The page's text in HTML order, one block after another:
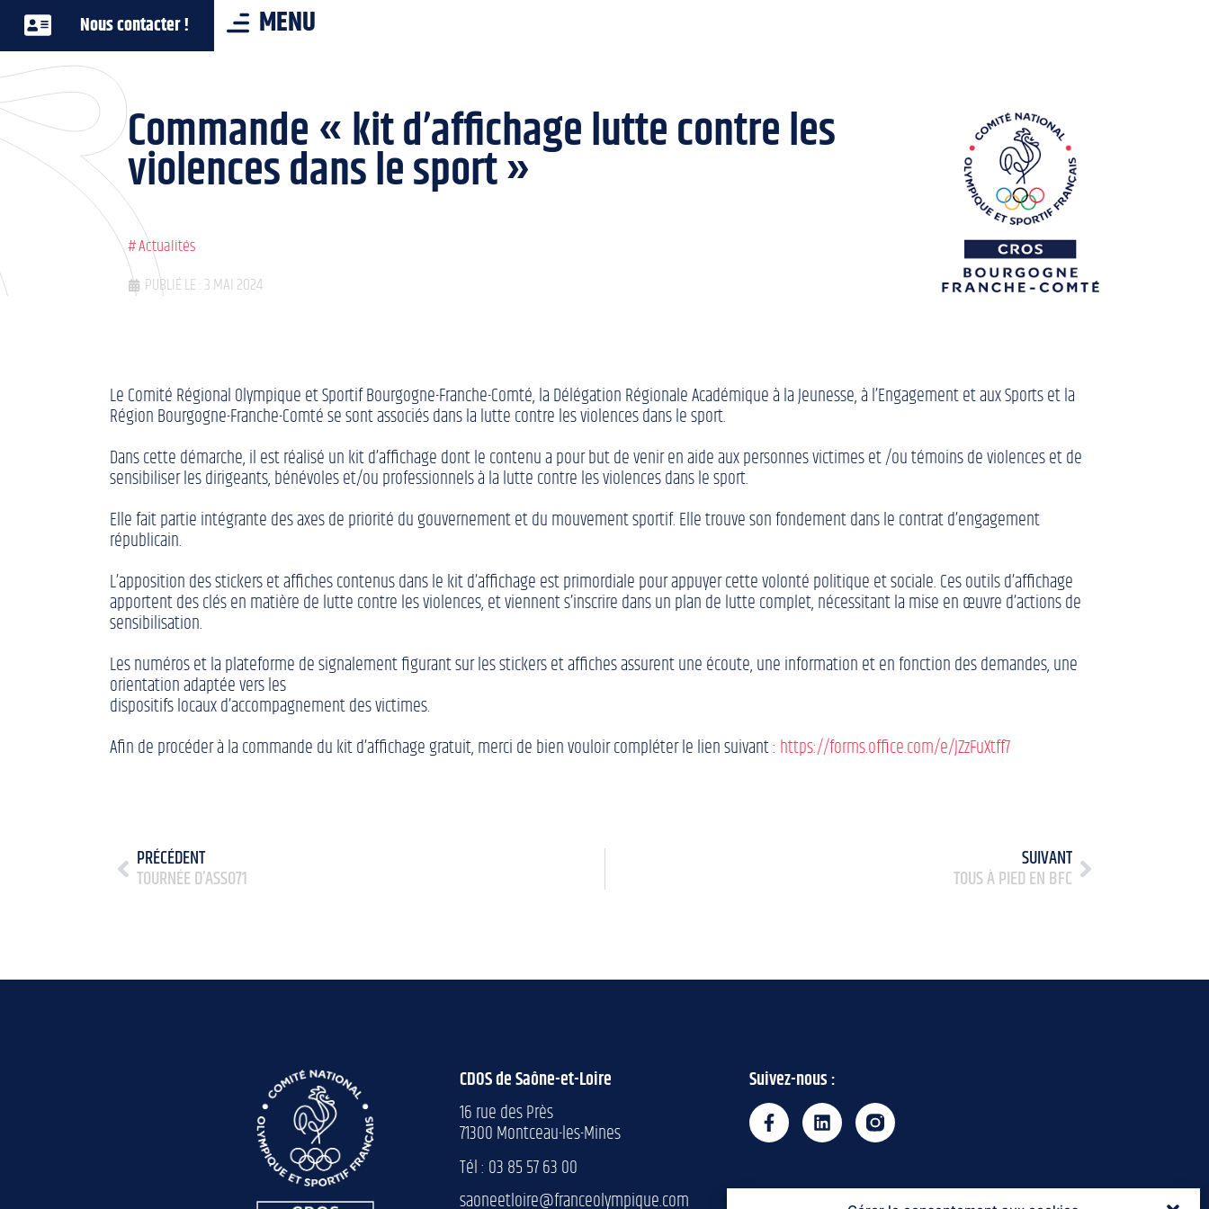
Nous contacter ! MENU
Commande « kit d’affichage lutte contre les
violences dans le sport »
#Actualités
PUBLIÉ LE : 3 MAI 2024
Le Comité Régional Olympique et Sportif Bourgogne-Franche-Comté, la Délégation Régionale Académique à la Jeunesse, à l’Engagement et aux Sports et la
Région Bourgogne-Franche-Comté se sont associés dans la lutte contre les violences dans le sport.
Dans cette démarche, il est réalisé un kit d’affichage dont le contenu a pour but de venir en aide aux personnes victimes et /ou témoins de violences et de
sensibiliser les dirigeants, bénévoles et/ou professionnels à la lutte contre les violences dans le sport.
Elle fait partie intégrante des axes de priorité du gouvernement et du mouvement sportif. Elle trouve son fondement dans le contrat d’engagement
républicain.
L’apposition des stickers et affiches contenus dans le kit d’affichage est primordiale pour appuyer cette volonté politique et sociale. Ces outils d’affichage
apportent des clés en matière de lutte contre les violences, et viennent s’inscrire dans un plan de lutte complet, nécessitant la mise en œuvre d’actions de
sensibilisation.
Les numéros et la plateforme de signalement figurant sur les stickers et affiches assurent une écoute, une information et en fonction des demandes, une
orientation adaptée vers les
dispositifs locaux d’accompagnement des victimes.
Afin de procéder à la commande du kit d’affichage gratuit, merci de bien vouloir compléter le lien suivant : https://forms.office.com/e/JZzFuXtff7
PRÉCÉDENT
TOURNÉE D’ASSO71
SUIVANT
TOUS À PIED EN BFC
CDOS de Saône-et-Loire
16 rue des Près
71300 Montceau-les-Mines
Tél : 03 85 57 63 00
saoneetloire@franceolympique.com
Suivez-nous :